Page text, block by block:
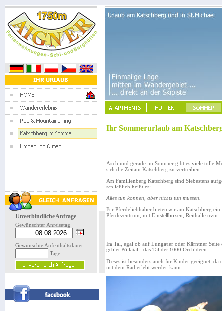
Unverbindliche Anfrage
Gewünschter Anreisetag
Gewünschte Aufenthaltsdauer
Tage
Ihr Sommerurlaub am
Auch und gerade im Sommer gibt es viele tolle
sich die Zeitam Katschberg zu vertreiben.
Am Familienberg Katschberg sind Siebestens
schließlich heißt es:
Alles tun können, aber nichts tun müssen.
Für Pferdeliebhaber bieten wir am Katschberg ein
Pferdezentrum, mit Einstellboxen, Reithalle uvm.
Im Tal, egal ob auf Lungauer oder Kärntner Seite
gebiet Pöllatal - das Tal der 1000 Orchideen.
Dieses ist besonders auch für Kinder geeignet,
mit dem Rad erlebt werden kann.